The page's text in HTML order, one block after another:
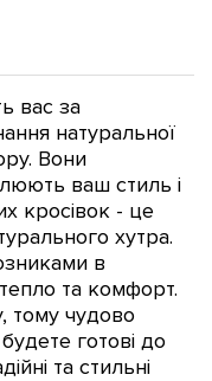
вас за
натуральної
Вони
ваш стиль і
кросівок - це
хутра.
в
та комфорт.
тому чудово
готові до
та стильні